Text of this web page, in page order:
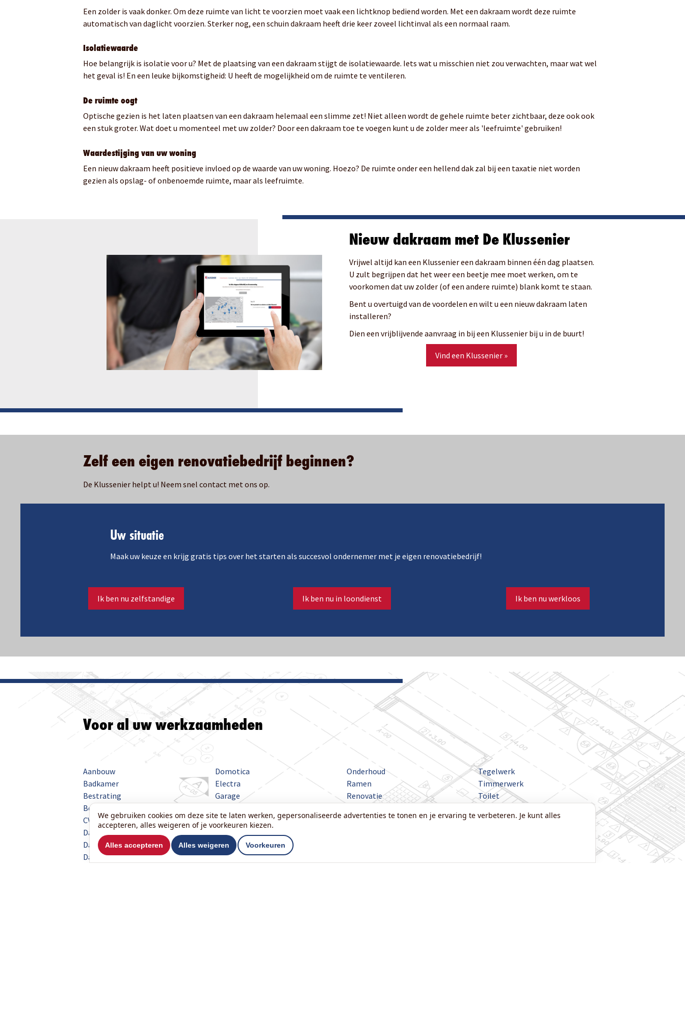
Een zolder is vaak donker. Om deze ruimte van licht te voorzien moet vaak een lichtknop bediend worden. Met een dakraam wordt deze ruimte
automatisch van daglicht voorzien. Sterker nog, een schuin dakraam heeft drie keer zoveel lichtinval als een normaal raam.
Isolatiewaarde
Hoe belangrijk is isolatie voor u? Met de plaatsing van een dakraam stijgt de isolatiewaarde. Iets wat u misschien niet zou verwachten, maar wat wel
het geval is! En een leuke bijkomstigheid: U heeft de mogelijkheid om de ruimte te ventileren.
De ruimte oogt
Optische gezien is het laten plaatsen van een dakraam helemaal een slimme zet! Niet alleen wordt de gehele ruimte beter zichtbaar, deze ook ook
een stuk groter. Wat doet u momenteel met uw zolder? Door een dakraam toe te voegen kunt u de zolder meer als 'leefruimte' gebruiken!
Waardestijging van uw woning
Een nieuw dakraam heeft positieve invloed op de waarde van uw woning. Hoezo? De ruimte onder een hellend dak zal bij een taxatie niet worden
gezien als opslag- of onbenoemde ruimte, maar als leefruimte.
Nieuw dakraam met De Klussenier
Vrijwel altijd kan een Klussenier een dakraam binnen één dag plaatsen.
U zult begrijpen dat het weer een beetje mee moet werken, om te
voorkomen dat uw zolder (of een andere ruimte) blank komt te staan.
Bent u overtuigd van de voordelen en wilt u een nieuw dakraam laten
installeren?
Dien een vrijblijvende aanvraag in bij een Klussenier bij u in de buurt!
Vind een Klussenier »
Zelf een eigen renovatiebedrijf beginnen?
De Klussenier helpt u! Neem snel contact met ons op.
Uw situatie
Maak uw keuze en krijg gratis tips over het starten als succesvol ondernemer met je eigen renovatiebedrijf!
Ik ben nu zelfstandige Ik ben nu in loondienst Ik ben nu werkloos
Voor al uw werkzaamheden
Aanbouw
Badkamer
Bestrating
Beveiliging
CV
Dakdekken
Dakkapel
Dakramen
Domotica
Electra
Garage
Isolatie
Keuken
Kozijnen
Loodgieterswerk
Onderhoud
Ramen
Renovatie
Sanitair
Tegelwerk
Timmerwerk
Toilet
Veranda
We gebruiken cookies om deze site te laten werken, gepersonaliseerde advertenties te tonen en je ervaring te verbeteren. Je kunt alles
accepteren, alles weigeren of je voorkeuren kiezen.
Alles accepteren Alles weigeren Voorkeuren